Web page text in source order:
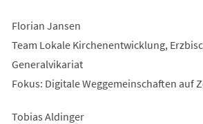
Florian Jansen
Team Lokale Kirchenentwicklung,
Generalvikariat
Fokus: Digitale Weggemeinschaften auf
Tobias Aldinger